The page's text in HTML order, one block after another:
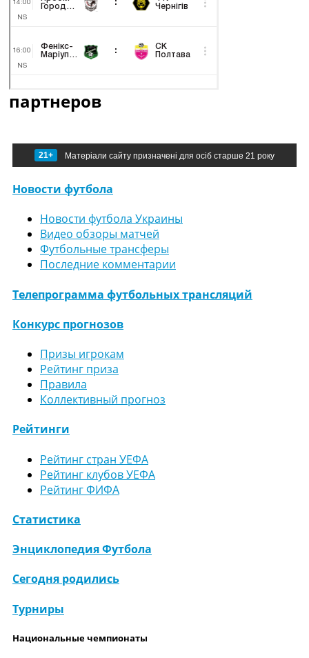
партнеров
21+ Матеріали сайту призначені для осіб старше 21 року
Новости футбола
Новости футбола Украины
Видео обзоры матчей
Футбольные трансферы
Последние комментарии
Телепрограмма футбольных трансляций
Конкурс прогнозов
Призы игрокам
Рейтинг приза
Правила
Коллективный прогноз
Рейтинги
Рейтинг стран УЕФА
Рейтинг клубов УЕФА
Рейтинг ФИФА
Статистика
Энциклопедия Футбола
Сегодня родились
Турниры
Национальные чемпионаты